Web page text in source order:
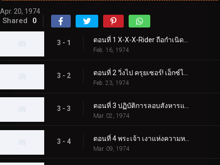
Apr. 20, 1974
Shared 0
3 - 1 ตอนที่ 1 X-X-X-Rider ถือกำเนิดแล้ว!!
Feb. 16, 1974
3 - 2
Feb. 23, 1974
3 - 3
Mar. 02, 1974
3 - 4
Mar. 09, 1974